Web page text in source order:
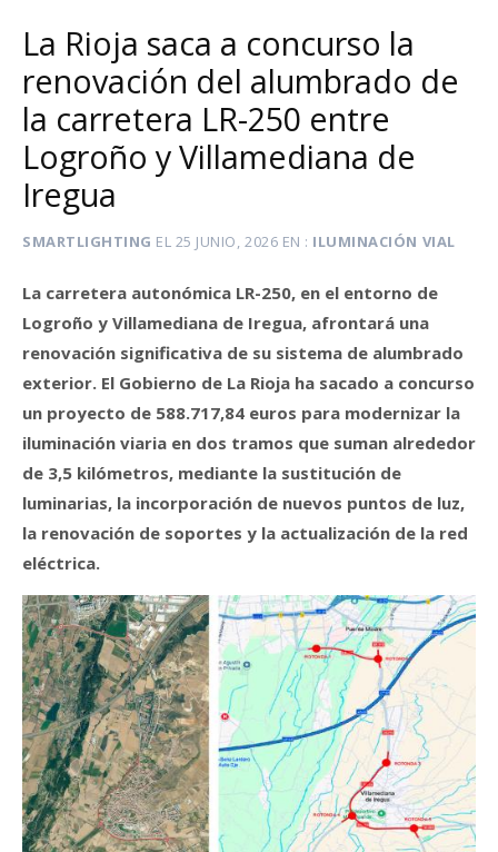
La Rioja saca a concurso la
renovación del alumbrado de
la carretera LR-250 entre
Logroño y Villamediana de
Iregua
SMARTLIGHTING EL 25 JUNIO, 2026 EN ILUMINACIÓN VIAL
La carretera autonómica LR-250, en el entorno de
Logroño y Villamediana de Iregua, afrontará una
renovación significativa de su sistema de alumbrado
exterior. El Gobierno de La Rioja ha sacado a concurso
un proyecto de 588.717,84 euros para modernizar la
iluminación viaria en dos tramos que suman alrededor
de 3,5 kilómetros, mediante la sustitución de
luminarias, la incorporación de nuevos puntos de luz,
la renovación de soportes y la actualización de la red
eléctrica.